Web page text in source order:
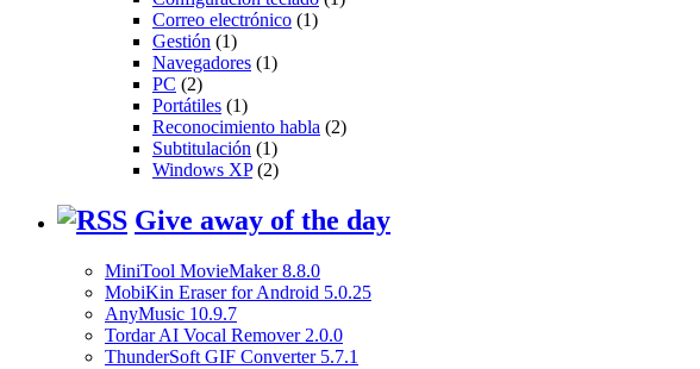
Correo electrónico (1)
Gestión (1)
Navegadores (1)
PC (2)
Portátiles (1)
Reconocimiento habla (2)
Subtitulación (1)
Windows XP(2)
Give away of the day
MiniTool MovieMaker 8.8.0
MobiKin Eraser for Android 5.0.25
AnyMusic 10.9.7
Tordar AI Vocal Remover 2.0.0
ThunderSoft GIF Converter 5.7.1